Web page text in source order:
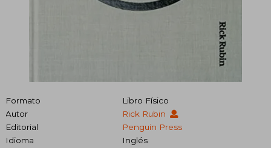
Formato
Libro Físico
Autor
Rick Rubin
Editorial
Penguin Press
Idioma
Inglés